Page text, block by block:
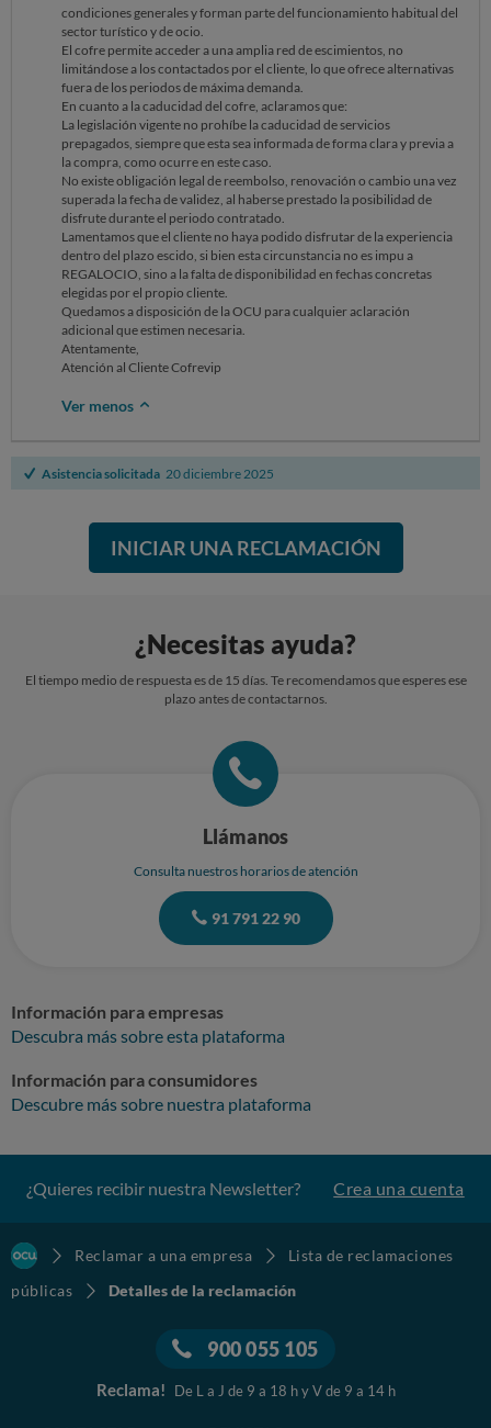
condiciones generales y forman parte del funcionamiento habitual del
sector turístico y de ocio.
El cofre permite acceder a una amplia red de escimientos, no
limitándose a los contactados por el cliente, lo que ofrece alternativas
fuera de los periodos de máxima demanda.
En cuanto a la caducidad del cofre, aclaramos que:
La legislación vigente no prohíbe la caducidad de servicios
prepagados, siempre que esta sea informada de forma clara y previa a
la compra, como ocurre en este caso.
No existe obligación legal de reembolso, renovación o cambio una vez
superada la fecha de validez, al haberse prestado la posibilidad de
disfrute durante el periodo contratado.
Lamentamos que el cliente no haya podido disfrutar de la experiencia
dentro del plazo escido, si bien esta circunstancia no es impu a
REGALOCIO, sino a la falta de disponibilidad en fechas concretas
elegidas por el propio cliente.
Quedamos a disposición de la OCU para cualquier aclaración
adicional que estimen necesaria.
Atentamente,
Atención al Cliente Cofrevip
Ver menos
Asistencia solicitada 20 diciembre 2025
INICIAR UNA RECLAMACIÓN
¿Necesitas ayuda?
El tiempo medio de respuesta es de 15 días. Te recomendamos que esperes ese
plazo antes de contactarnos.
Llámanos
Consulta nuestros horarios de atención
91 791 22 90
Información para empresas
Descubra más sobre esta plataforma
Información para consumidores
Descubre más sobre nuestra plataforma
¿Quieres recibir nuestra Newsletter? Crea una cuenta
Reclamar a una empresa
Lista de reclamaciones
públicas
Detalles de la reclamación
900 055 105
Reclama! De L a J de 9 a 18 h y V de 9 a 14 h